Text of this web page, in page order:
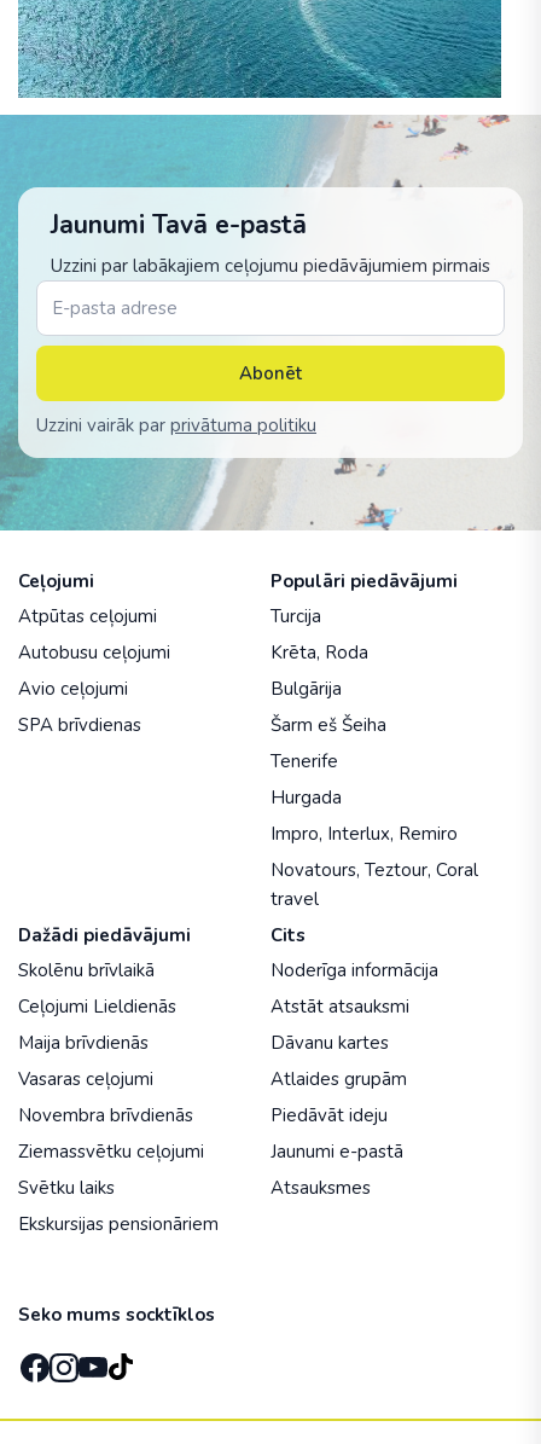
Jaunumi Tavā e-pastā
Uzzini par labākajiem ceļojumu piedāvājumiem pirmais
Abonēt
Uzzini vairāk par privātuma politiku
Ceļojumi
Atpūtas ceļojumi
Autobusu ceļojumi
Avio ceļojumi
SPA brīvdienas
Populāri piedāvājumi
Turcija
Krēta, Roda
Bulgārija
Šarm eš Šeiha
Tenerife
Hurgada
Impro, Interlux, Remiro
Novatours, Teztour, Coral
travel
Dažādi piedāvājumi
Skolēnu brīvlaikā
Ceļojumi Lieldienās
Maija brīvdienās
Vasaras ceļojumi
Novembra brīvdienās
Ziemassvētku ceļojumi
Svētku laiks
Ekskursijas pensionāriem
Cits
Noderīga informācija
Atstāt atsauksmi
Dāvanu kartes
Atlaides grupām
Piedāvāt ideju
Jaunumi e-pastā
Atsauksmes
Seko mums socktīklos